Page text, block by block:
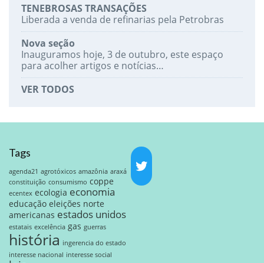
TENEBROSAS TRANSAÇÕES
Liberada a venda de refinarias pela Petrobras
Nova seção
Inauguramos hoje, 3 de outubro, este espaço
para acolher artigos e notícias…
VER TODOS
Tags
agenda21 agrotóxicos amazônia araxá
constituição consumismo coppe
ecentex ecologia economia
educação eleições norte
americanas estados unidos
estatais excelência gas guerras
história ingerencia do estado
interesse nacional interesse social